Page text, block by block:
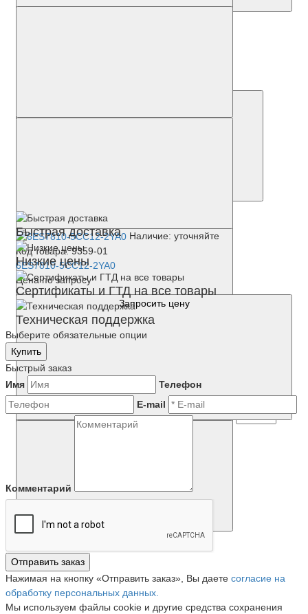
Наличие: уточняйте
Код товара: 9359-01
6ES7810-5CC12-2YA0
Цена по запросу
Запросить цену
Быстрая доставка
Низкие цены
Сертификаты и ГТД на все товары
Техническая поддержка
Выберите обязательные опции
Купить
Быстрый заказ
Имя
Телефон
E-mail
Комментарий
Отправить заказ
Нажимая на кнопку «Отправить заказ», Вы даете согласие на
обработку персональных данных.
Мы используем файлы cookie и другие средства сохранения